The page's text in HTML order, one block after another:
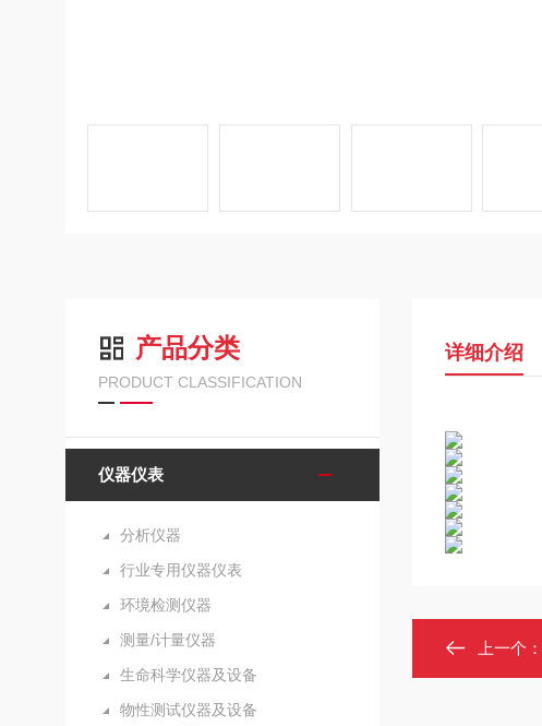
产品分类
PRODUCT CLASSIFICATION
仪器仪表
分析仪器
行业专用仪器仪表
环境检测仪器
测量/计量仪器
生命科学仪器及设备
物性测试仪器及设备
详细介绍
上一个：